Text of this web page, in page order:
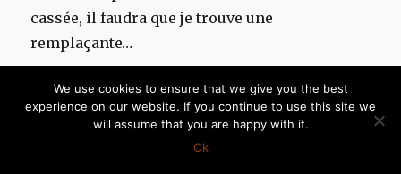
cassée, il faudra que je trouve une
remplaçante…
We use cookies to ensure that we give you the best
experience on our website. If you continue to use this site we
will assume that you are happy with it.
Ok